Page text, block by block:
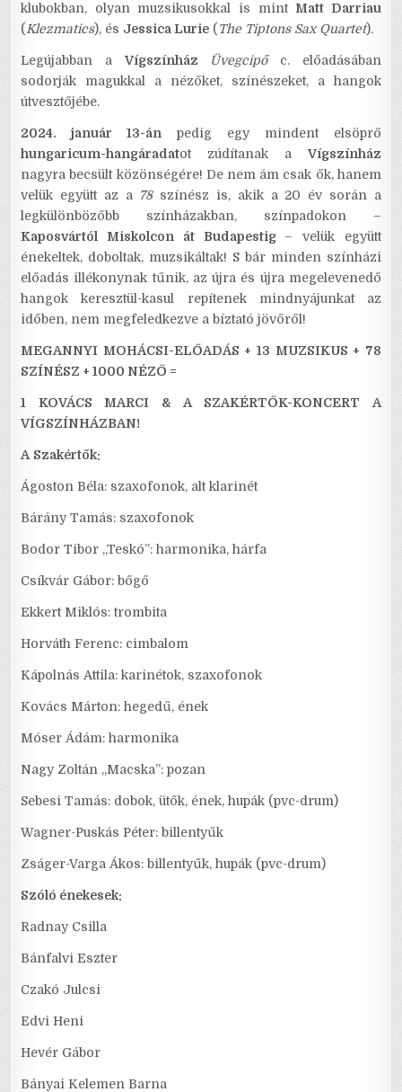
klubokban, olyan muzsikusokkal is mintMatt Darriau
(Klezmatics), és Jessica Lurie ( The Tiptons Sax Quartet).
Legújabban aVígszínház Üvegcipő c. előadásában
sodorják magukkal a nézőket, színészeket, a hangok
útvesztőjébe.
2024. január 13-án pedig egy mindent elsöprő
hungaricum-hangáradatot zúdítanak aVígszínház
nagyra becsült közönségére! De nem ám csak ők, hanem
velük együtt az a 78 színész is, akik a 20 év során a
legkülönbözőbb színházakban, színpadokon –
Kaposvártól Miskolcon át Budapestig – velük együtt
énekeltek, doboltak, muzsikáltak! S bár minden színházi
előadás illékonynak tűnik, az újra és újra megelevenedő
hangok keresztül-kasul repítenek mindnyájunkat az
időben, nem megfeledkezve a bíztató jövőről!
MEGANNYI MOHÁCSI-ELŐADÁS + 13 MUZSIKUS + 78
SZÍNÉSZ + 1000 NÉZŐ =
1 KOVÁCS MARCI & A SZAKÉRTŐK-KONCERT A
VÍGSZÍNHÁZBAN!
A Szakértők:
Ágoston Béla: szaxofonok, alt klarinét
Bárány Tamás: szaxofonok
Bodor Tibor „Teskó”: harmonika, hárfa
Csíkvár Gábor: bőgő
Ekkert Miklós: trombita
Horváth Ferenc: cimbalom
Kápolnás Attila: karinétok, szaxofonok
Kovács Márton: hegedű, ének
Móser Ádám: harmonika
Nagy Zoltán „Macska”: pozan
Sebesi Tamás: dobok, ütők, ének, hupák (pvc-drum)
Wagner-Puskás Péter: billentyűk
Zságer-Varga Ákos: billentyűk, hupák (pvc-drum)
Szóló énekesek:
Radnay Csilla
Bánfalvi Eszter
Czakó Julcsi
Edvi Heni
Hevér Gábor
Bányai Kelemen Barna